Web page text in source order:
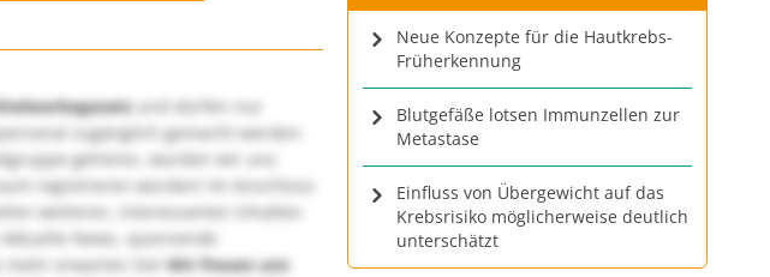
und dürfen nur
zugänglich gemacht werden.
gehören, würden wir uns
registrieren würden! Im Anschluss
weiteren, interessanten Inhalten
News, spannende
mehr erwarten Sie!Wir freuen uns
Neue Konzepte für die Hautkrebs-
Früherkennung
Blutgefäße lotsen Immunzellen zur
Metastase
Einfluss von Übergewicht auf das
Krebsrisiko möglicherweise deutlich
unterschätzt